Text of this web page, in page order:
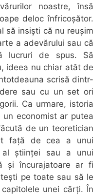
noastre, însă
deloc înfricoșător.
să insiști că nu reușim
a adevărului sau că
lucruri de spus. Să
ideea nu chiar atât de
scrisă dintr-
sau cu un set ori
Ca urmare, istoria
economist ar putea
de un teoretician
față de cea a unui
științei sau a unui
și încurajatoare ar fi
pe toate sau să le
unei cărți. În